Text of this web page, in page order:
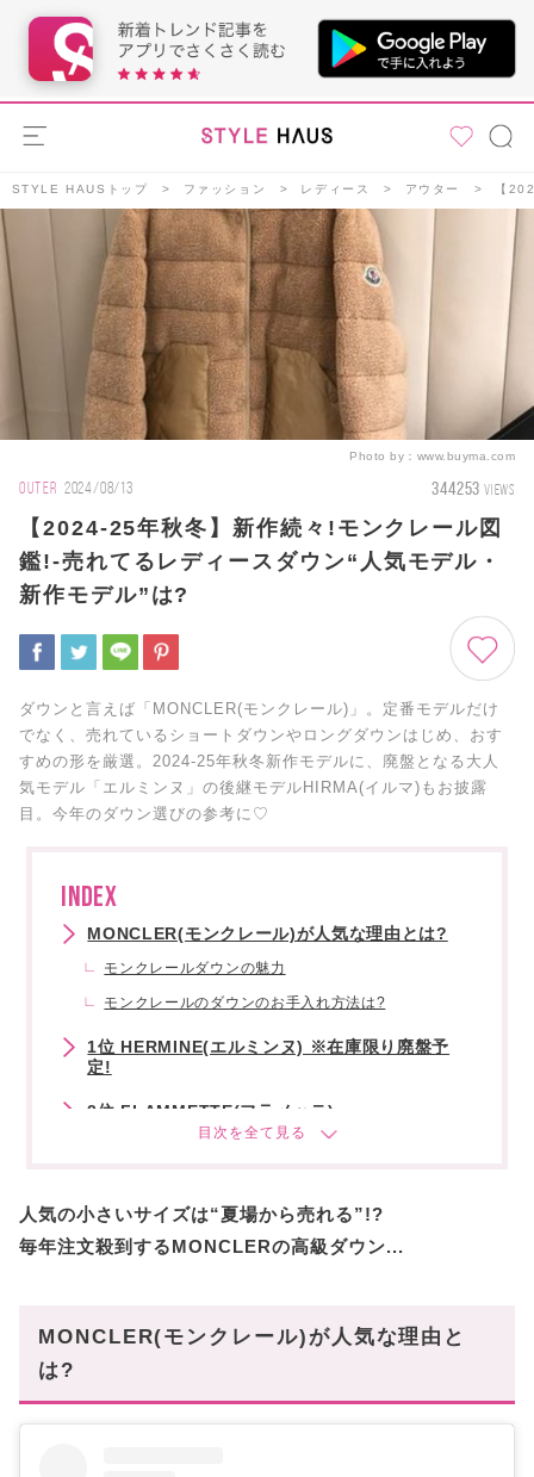
STYLE HAUSトップ ファッション レディース アウター 【
Photo by： www.buyma.com
OUTER 2024/08/13 344253 VIEWS
【2024-25年秋冬】新作続々!モンクレール図
鑑!-売れてるレディースダウン“人気モデル・
新作モデル”は?
ダウンと言えば「MONCLER(モンクレール)」。定番モデルだけ
でなく、売れているショートダウンやロングダウンはじめ、おす
すめの形を厳選。2024-25年秋冬新作モデルに、廃盤となる大人
気モデル「エルミンヌ」の後継モデルHIRMA(イルマ)もお披露
目。今年のダウン選びの参考に♡
INDEX
MONCLER(モンクレール)が人気な理由とは?
モンクレールダウンの魅力
モンクレールのダウンのお手入れ方法は?
1位 HERMINE(エルミンヌ) ※在庫限り廃盤予
定!
2位 FLAMMETTE(フラメッテ)
【2024−25年秋冬】モンクレールの新作モデル
を✓
BUTOR ロングベスト
【知得】大人OK!キッズモンクレールもおすすめ
人気の小さいサイズは“夏場から売れる”!?
毎年注文殺到するMONCLERの高級ダウン...
MONCLER(モンクレール)が人気な理由と
は?